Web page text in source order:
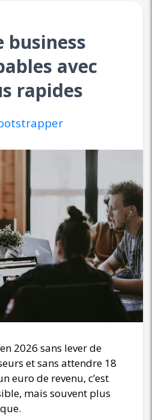
business
avec
rapides
2026 sans lever de
et sans attendre 18
euro de revenu, c’est
mais souvent plus